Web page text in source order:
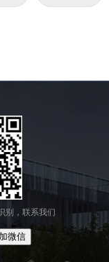
别，联系我们
微信